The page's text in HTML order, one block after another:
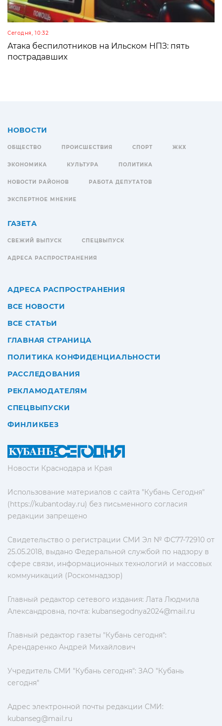
Сегодня, 10:32
Атака беспилотников на Ильском НПЗ: пять
пострадавших
Новости Краснодара и Края
Использование материалов с сайта "Кубань Сегодня"
(https://kubantoday.ru) без письменного согласия
редакции запрещено
Свидетельство о регистрации СМИ Эл № ФС77-72910 от
25.05.2018, выдано Федеральной службой по надзору в
сфере связи, информационных технологий и массовых
коммуникаций (Роскомнадзор)
Главный редактор сетевого издания: Лата Людмила
Александровна, почта: kubansegodnya2024@mail.ru
Главный редактор газеты "Кубань сегодня":
Арендаренко Андрей Михайлович
Учредитель СМИ "Кубань сегодня": ЗАО "Кубань
сегодня"
Адрес электронной почты редакции СМИ:
kubanseg@mail.ru
НОВОСТИ
ОБЩЕСТВО ПРОИСШЕСТВИЯ СПОРТ ЖКХ
ЭКОНОМИКА КУЛЬТУРА ПОЛИТИКА
НОВОСТИ РАЙОНОВ РАБОТА ДЕПУТАТОВ
ЭКСПЕРТНОЕ МНЕНИЕ
ГАЗЕТА
СВЕЖИЙ ВЫПУСК СПЕЦВЫПУСК
АДРЕСА РАСПРОСТРАНЕНИЯ
АДРЕСА РАСПРОСТРАНЕНИЯ
ВСЕ НОВОСТИ
ВСЕ СТАТЬИ
ГЛАВНАЯ СТРАНИЦА
ПОЛИТИКА КОНФИДЕНЦИАЛЬНОСТИ
РАССЛЕДОВАНИЯ
РЕКЛАМОДАТЕЛЯМ
СПЕЦВЫПУСКИ
ФИНЛИКБЕЗ